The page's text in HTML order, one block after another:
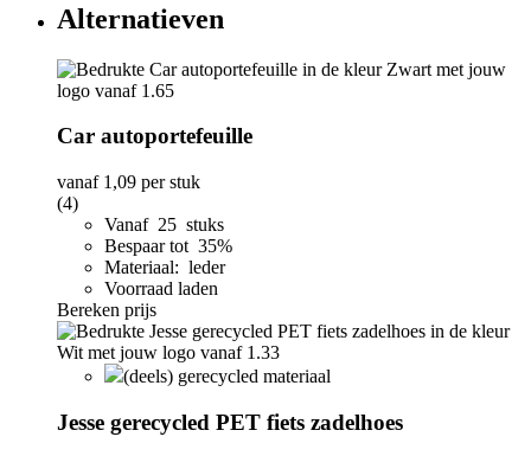
Alternatieven
Car autoportefeuille
vanaf 1,09 per stuk
(4)
Vanaf 25 stuks
Bespaar tot 35%
Materiaal: leder
Voorraad laden
Bereken prijs
(deels) gerecycled materiaal
Jesse gerecycled PET fiets zadelhoes